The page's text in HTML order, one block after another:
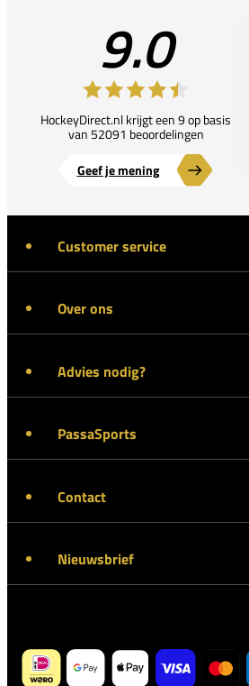
9.0
HockeyDirect.nl krijgt een 9 op basis
van 52091 beoordelingen
Geef je mening
Customer service
Over ons
Advies nodig?
PassaSports
Contact
Nieuwsbrief